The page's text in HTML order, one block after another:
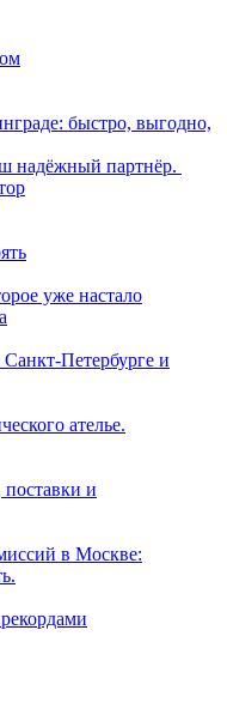
быстро, выгодно,
надёжный партнёр.
уже настало
Петербурге и
ателье.
и
в Москве: